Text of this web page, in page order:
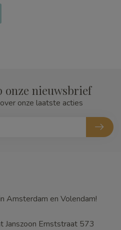
onze nieuwsbrief
onze laatste acties
Amsterdam en Volendam!
Janszoon Ernststraat 573